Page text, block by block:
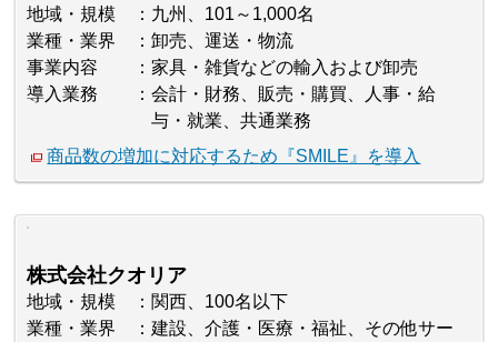
地域・規模
九州、101～1,000名
業種・業界
卸売、運送・物流
事業内容
家具・雑貨などの輸入および卸売
導入業務
会計・財務、販売・購買、人事・給
与・就業、共通業務
商品数の増加に対応するため『SMILE』を導入
株式会社クオリア
地域・規模
関西、100名以下
業種・業界
建設、介護・医療・福祉、その他サー